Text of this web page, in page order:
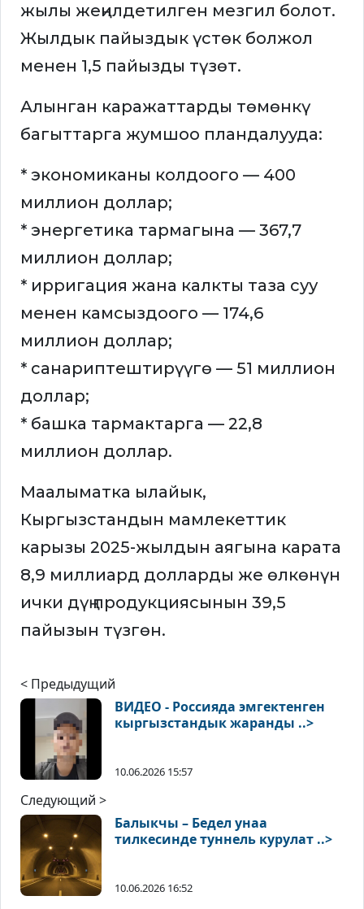
жылы жеңилдетилген мезгил болот.
Жылдык пайыздык үстөк болжол
менен 1,5 пайызды түзөт.
Алынган каражаттарды төмөнкү
багыттарга жумшоо пландалууда:
* экономиканы колдоого — 400
миллион доллар;
* энергетика тармагына — 367,7
миллион доллар;
* ирригация жана калкты таза суу
менен камсыздоого — 174,6
миллион доллар;
* санариптештирүүгө — 51 миллион
доллар;
* башка тармактарга — 22,8
миллион доллар.
Маалыматка ылайык,
Кыргызстандын мамлекеттик
карызы 2025-жылдын аягына карата
8,9 миллиард долларды же өлкөнүн
ички дүң продукциясынын 39,5
пайызын түзгөн.
< Предыдущий
ВИДЕО - Россияда эмгектенген
кыргызстандык жаранды ..>
10.06.2026 15:57
Следующий >
Балыкчы – Бедел унаа
тилкесинде туннель курулат ..>
10.06.2026 16:52